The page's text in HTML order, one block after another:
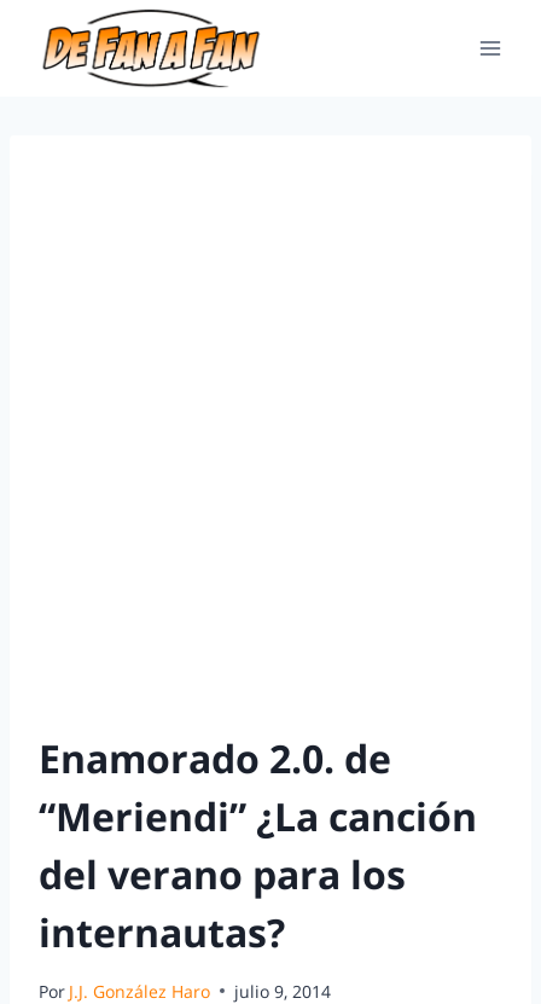
Enamorado 2.0. de
“Meriendi” ¿La canción
del verano para los
internautas?
Por J.J. González Haro julio 9, 2014